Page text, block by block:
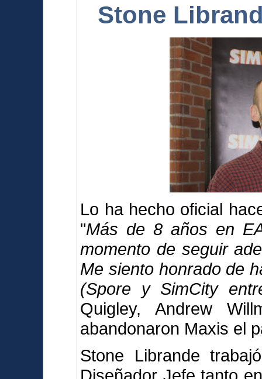
Stone
Lo ha hecho oficial
"Más de 8 años en
momento de seguir
Me siento honrado de
(Spore y SimCity
Quigley, Andrew
abandonaron Maxis el
Stone Librande